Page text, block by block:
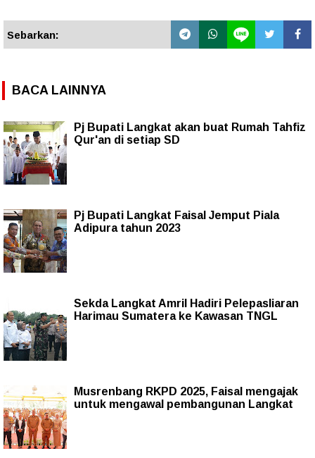
Sebarkan:
BACA LAINNYA
Pj Bupati Langkat akan buat Rumah Tahfiz
Qur'an di setiap SD
Pj Bupati Langkat Faisal Jemput Piala
Adipura tahun 2023
Sekda Langkat Amril Hadiri Pelepasliaran
Harimau Sumatera ke Kawasan TNGL
Musrenbang RKPD 2025, Faisal mengajak
untuk mengawal pembangunan Langkat